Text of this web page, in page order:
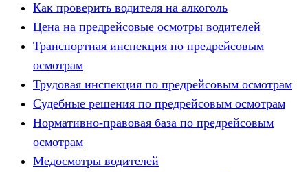
Как проверить водителя на алкоголь
Цена на предрейсовые осмотры водителей
Транспортная инспекция по предрейсовым
осмотрам
Трудовая инспекция по предрейсовым осмотрам
Судебные решения по предрейсовым осмотрам
Нормативно-правовая база по предрейсовым
осмотрам
Медосмотры водителей